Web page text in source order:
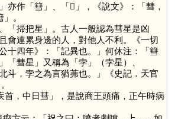
亦作「篲」、「𥱵 」，《說文》：「彗，
」。
「掃把星」。古人一般認為彗星是凶
會連累身邊的人，對他人不利。《一切
十四年》：「記異也。」何休注：「篲
「彗星」又稱為「孛」（孛星）、
斗，孛之為言猶茀也。」《史記．天官
，中日彗」，是說商王頭痛，正午時病